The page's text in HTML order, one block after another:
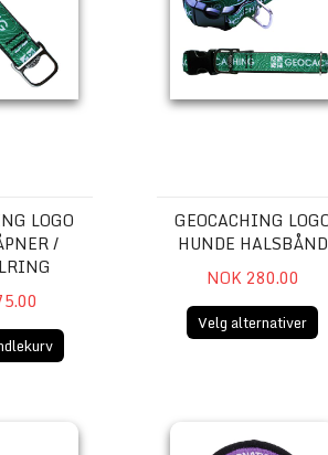
LOGO
/
GEOCACHING
HUNDE HALSBÅND
NOK 280.00
Velg alternativer